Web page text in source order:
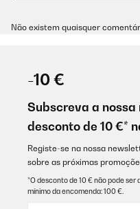
Não existem quaisquer
-10 €
Subscreva a
desconto de 10 €*
Registe-se na nossa
sobre as próximas
*O desconto de 10 € não pode
mínimo da encomenda: 100 €.